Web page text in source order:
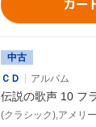
カー
中古
ＣＤ
アルバム
伝説の歌声 10 フ